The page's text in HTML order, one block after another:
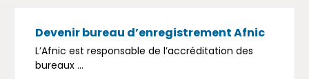
Devenir bureau d’enregistrement Afnic
L’Afnic est responsable de l’accréditation des
bureaux ...